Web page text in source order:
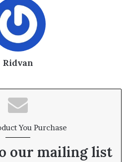
Ridvan
You Purchase
our mailing list